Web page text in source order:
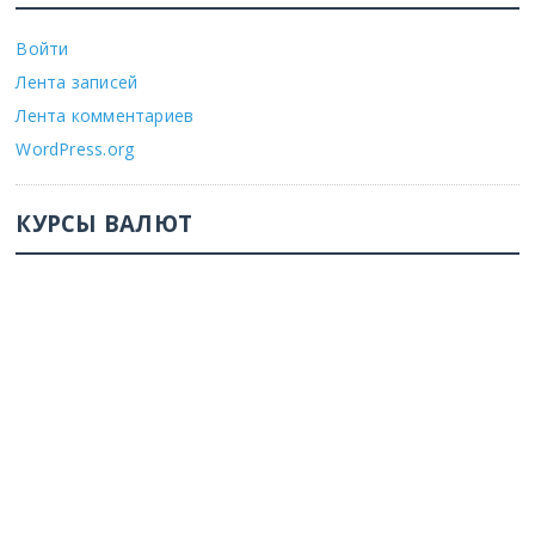
Войти
Лента записей
Лента комментариев
WordPress.org
КУРСЫ ВАЛЮТ